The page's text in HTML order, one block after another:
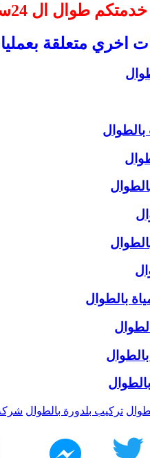
طوال ال 24ساعة
اخري متعلقة
بالطوال
تركيب بلدورة بالطوال